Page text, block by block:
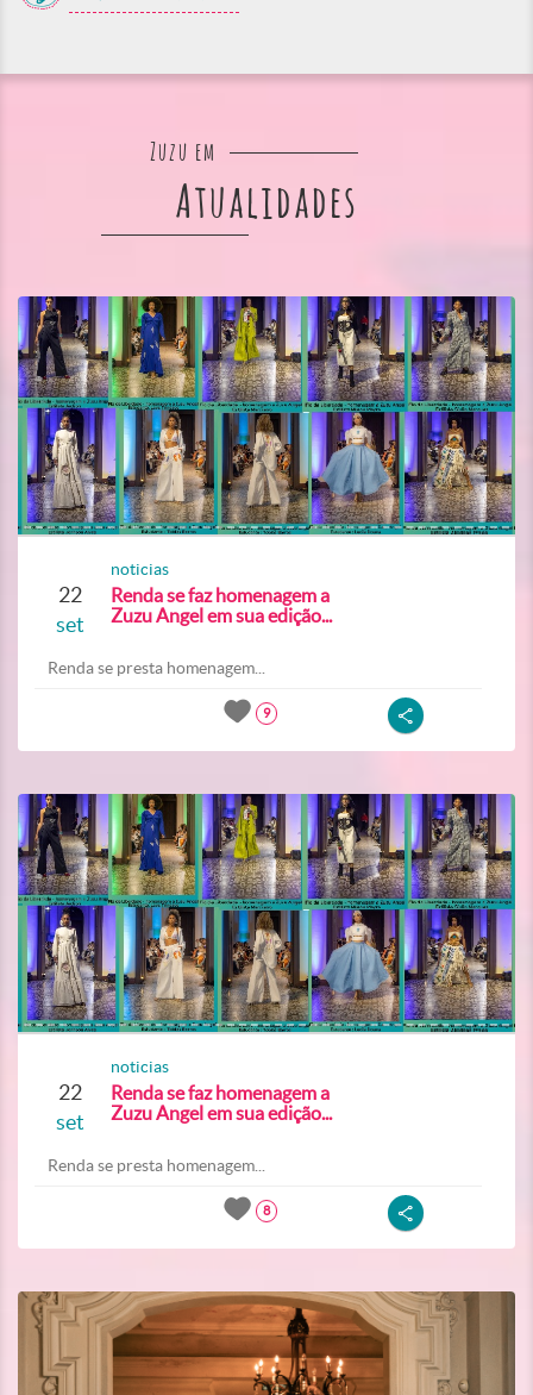
Zuzu em
Atualidades
22
set
noticias
Renda se faz homenagem a
Zuzu Angel em sua edição...
Renda se presta homenagem...
9
22
set
noticias
Renda se faz homenagem a
Zuzu Angel em sua edição...
Renda se presta homenagem...
8